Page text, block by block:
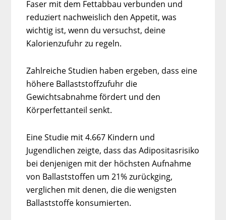
Faser mit dem Fettabbau verbunden und
reduziert nachweislich den Appetit, was
wichtig ist, wenn du versuchst, deine
Kalorienzufuhr zu regeln.
Zahlreiche Studien haben ergeben, dass eine
höhere Ballaststoffzufuhr die
Gewichtsabnahme fördert und den
Körperfettanteil senkt.
Eine Studie mit 4.667 Kindern und
Jugendlichen zeigte, dass das Adipositasrisiko
bei denjenigen mit der höchsten Aufnahme
von Ballaststoffen um 21% zurückging,
verglichen mit denen, die die wenigsten
Ballaststoffe konsumierten.